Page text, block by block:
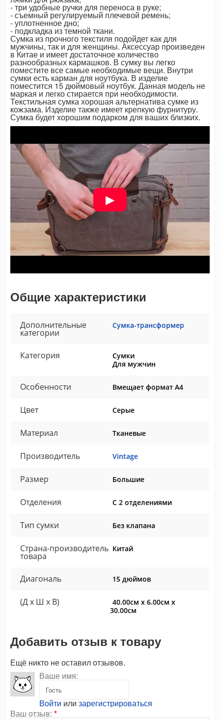
- три удобные ручки для переноса в руке;
- съемный регулируемый плечевой ремень;
- уплотненное дно;
- подкладка из темной ткани.
Сумка из прочного текстиля подойдет как для
мужчины, так и для женщины. Аксессуар произведен
в Китае и имеет достаточное количество
разнообразных кармашков. В сумку вы легко
поместите все самые необходимые вещи. Внутри
сумки есть карман для ноутбука. В изделие
поместится 15 дюймовый ноутбук. Данная модель не
маркая и легко стирается при необходимости.
Текстильная сумка хорошая альтернатива сумке из
кожзама. Изделие также имеет крепкую фурнитуру.
Сумка будет хорошим подарком для ваших близких.
Общие характеристики
Дополнительные
категории
Сумка-трансформер
Категория
Сумки
Для мужчин
Особенности Вмещает формат А4
Цвет Серые
Материал Тканевые
Производитель Vintage
Размер Большие
Отделения С 2 отделениями
Тип сумки Без клапана
Страна-производитель
товара
Китай
Диагональ 15 дюймов
(Д x Ш x В)
40.00см x 6.00см x
30.00см
Добавить отзыв к товару
Ещё никто не оставил отзывов.
Ваше имя:
Войти или зарегистрироваться
Ваш отзыв: *